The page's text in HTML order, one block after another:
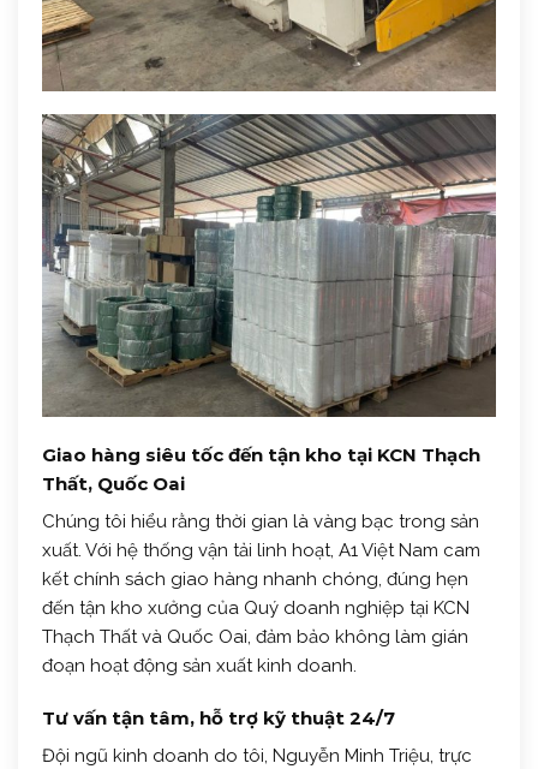
Giao hàng siêu tốc đến tận kho tại KCN Thạch
Thất, Quốc Oai
Chúng tôi hiểu rằng thời gian là vàng bạc trong sản
xuất. Với hệ thống vận tải linh hoạt, A1 Việt Nam cam
kết chính sách giao hàng nhanh chóng, đúng hẹn
đến tận kho xưởng của Quý doanh nghiệp tại KCN
Thạch Thất và Quốc Oai, đảm bảo không làm gián
đoạn hoạt động sản xuất kinh doanh.
Tư vấn tận tâm, hỗ trợ kỹ thuật 24/7
Đội ngũ kinh doanh do tôi, Nguyễn Minh Triệu, trực